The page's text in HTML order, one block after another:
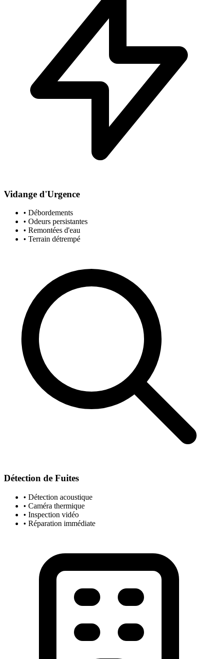
Vidange d'Urgence
• Débordements
• Odeurs persistantes
• Remontées d'eau
• Terrain détrempé
Détection de Fuites
• Détection acoustique
• Caméra thermique
• Inspection vidéo
• Réparation immédiate